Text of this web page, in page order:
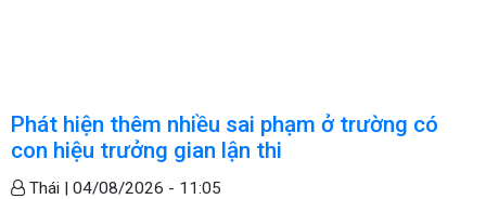
Phát hiện thêm nhiều sai phạm ở trường có
con hiệu trưởng gian lận thi
Thái | 04/08/2026 - 11:05